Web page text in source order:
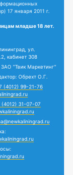
17 января 2011 г.
младше 18 лет.
ул.
кабинет 308
ЗАО "Твик Маркетинг"
Обрехт О.Г.
(4012) 99-21-76
(4012) 31-07-07